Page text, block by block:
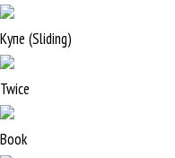
Купе (Sliding)
Twice
Book